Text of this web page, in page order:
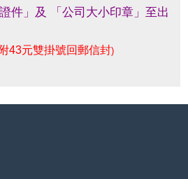
件」及 「公司大小印章」至出
43元雙掛號回郵信封)